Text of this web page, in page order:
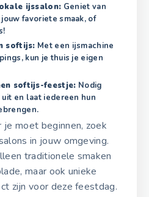
ijssalon: Geniet van
favoriete smaak, of
softijs: Met een ijsmachine
kun je thuis je eigen
softijs-feestje: Nodig
en laat iedereen hun
moet beginnen, zoek
in jouw omgeving.
traditionele smaken
maar ook unieke
zijn voor deze feestdag.